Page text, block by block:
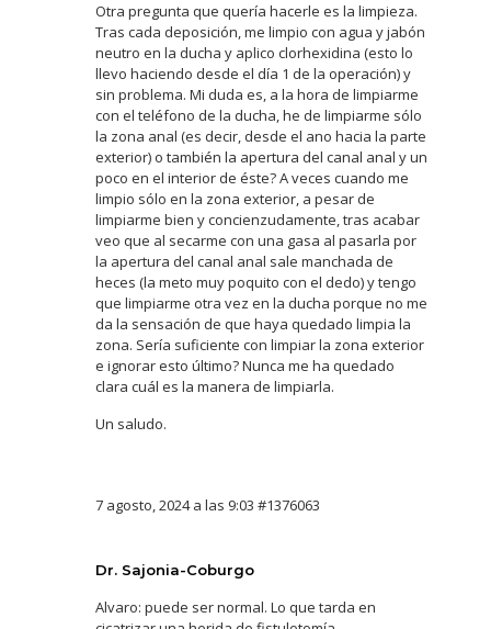
Otra pregunta que quería hacerle es la limpieza.
Tras cada deposición, me limpio con agua y jabón
neutro en la ducha y aplico clorhexidina (esto lo
llevo haciendo desde el día 1 de la operación) y
sin problema. Mi duda es, a la hora de limpiarme
con el teléfono de la ducha, he de limpiarme sólo
la zona anal (es decir, desde el ano hacia la parte
exterior) o también la apertura del canal anal y un
poco en el interior de éste? A veces cuando me
limpio sólo en la zona exterior, a pesar de
limpiarme bien y concienzudamente, tras acabar
veo que al secarme con una gasa al pasarla por
la apertura del canal anal sale manchada de
heces (la meto muy poquito con el dedo) y tengo
que limpiarme otra vez en la ducha porque no me
da la sensación de que haya quedado limpia la
zona. Sería suficiente con limpiar la zona exterior
e ignorar esto último? Nunca me ha quedado
clara cuál es la manera de limpiarla.
Un saludo.
7 agosto, 2024 a las 9:03 #1376063
Dr. Sajonia-Coburgo
Alvaro: puede ser normal. Lo que tarda en